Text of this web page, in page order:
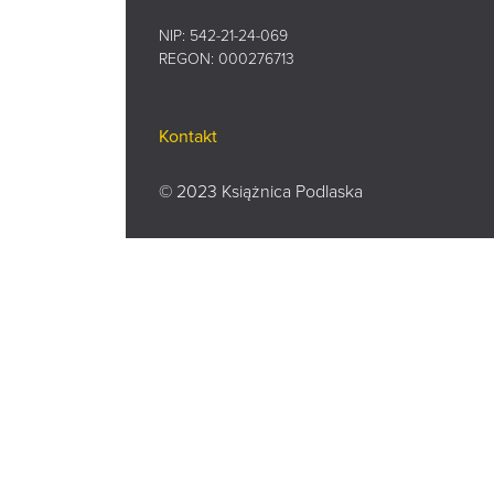
NIP: 542-21-24-069
REGON: 000276713
Kontakt
© 2023 Książnica Podlaska